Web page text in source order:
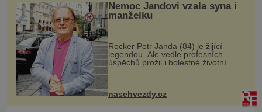
Nemoc Jandovi vzala syna i
manželku
Rocker Petr Janda (84) je žijící
legendou. Ale vedle profesních
úspěchů prožil i bolestné životní
nasehvezdy.cz